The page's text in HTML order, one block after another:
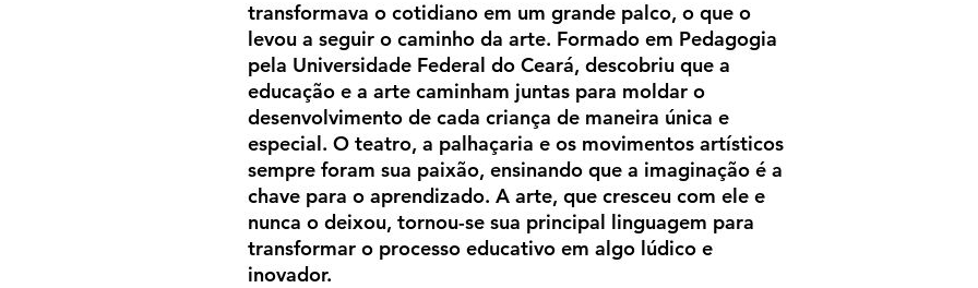
transformava o cotidiano em um grande palco, o que o
levou a seguir o caminho da arte. Formado em Pedagogia
pela Universidade Federal do Ceará, descobriu que a
educação e a arte caminham juntas para moldar o
desenvolvimento de cada criança de maneira única e
especial. O teatro, a palhaçaria e os movimentos artísticos
sempre foram sua paixão, ensinando que a imaginação é a
chave para o aprendizado. A arte, que cresceu com ele e
nunca o deixou, tornou-se sua principal linguagem para
transformar o processo educativo em algo lúdico e
inovador.